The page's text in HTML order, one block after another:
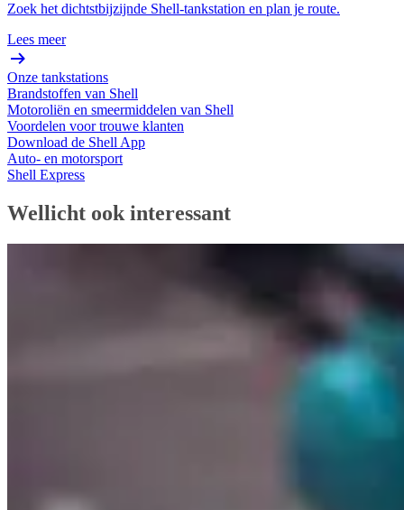
Zoek het dichtstbijzijnde Shell-tankstation en plan je route.
Lees meer
Onze tankstations
Brandstoffen van Shell
Motoroliën en smeermiddelen van Shell
Voordelen voor trouwe klanten
Download de Shell App
Auto- en motorsport
Shell Express
Wellicht ook interessant